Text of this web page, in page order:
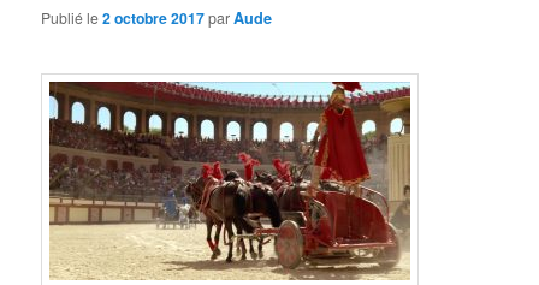
Publié le2 octobre 2017parAude